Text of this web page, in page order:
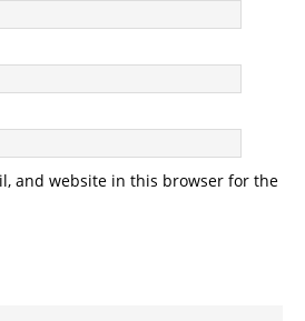
and website in this browser for the